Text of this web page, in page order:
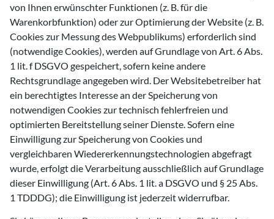
von Ihnen erwünschter Funktionen (z. B. für die
Warenkorbfunktion) oder zur Optimierung der Website (z. B.
Cookies zur Messung des Webpublikums) erforderlich sind
(notwendige Cookies), werden auf Grundlage von Art. 6 Abs.
1 lit. f DSGVO gespeichert, sofern keine andere
Rechtsgrundlage angegeben wird. Der Websitebetreiber hat
ein berechtigtes Interesse an der Speicherung von
notwendigen Cookies zur technisch fehlerfreien und
optimierten Bereitstellung seiner Dienste. Sofern eine
Einwilligung zur Speicherung von Cookies und
vergleichbaren Wiedererkennungstechnologien abgefragt
wurde, erfolgt die Verarbeitung ausschließlich auf Grundlage
dieser Einwilligung (Art. 6 Abs. 1 lit. a DSGVO und § 25 Abs.
1 TDDDG); die Einwilligung ist jederzeit widerrufbar.